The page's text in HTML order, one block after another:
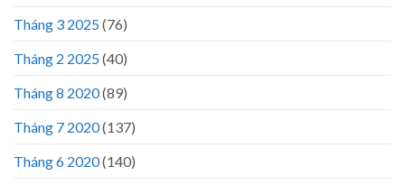
Tháng 3 2025(76)
Tháng 2 2025(40)
Tháng 8 2020(89)
Tháng 7 2020(137)
Tháng 6 2020(140)